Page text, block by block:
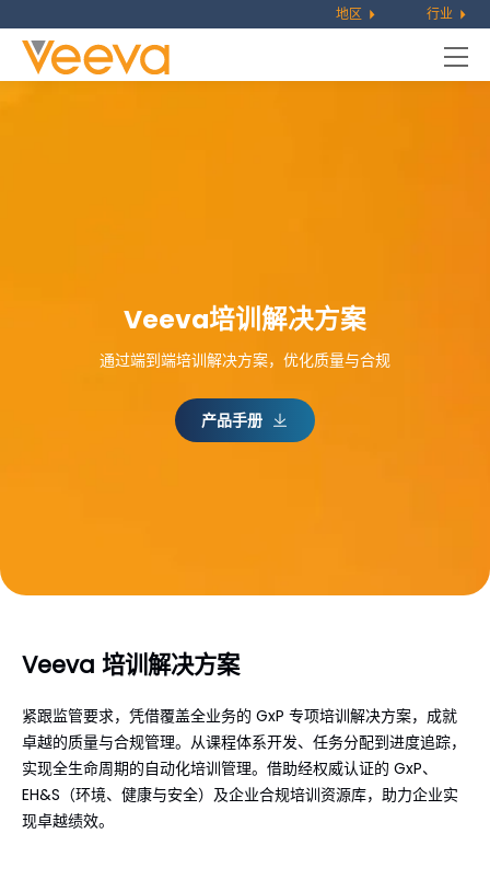
地区 行业
Veeva培训解决方案
通过端到端培训解决方案，优化质量与合规
产品手册
Veeva 培训解决方案
紧跟监管要求，凭借覆盖全业务的 GxP 专项培训解决方案，成就
卓越的质量与合规管理。从课程体系开发、任务分配到进度追踪，
实现全生命周期的自动化培训管理。借助经权威认证的 GxP、
EH&S（环境、健康与安全）及企业合规培训资源库，助力企业实
现卓越绩效。